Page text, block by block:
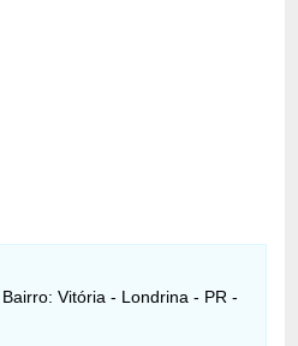
Vitória - Londrina - PR -